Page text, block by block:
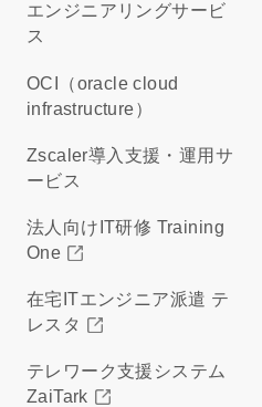
エンジニアリングサービ
ス
OCI（oracle cloud
infrastructure）
Zscaler導入支援・運用サ
ービス
法人向けIT研修 Training
One
在宅ITエンジニア派遣 テ
レスタ
テレワーク支援システム
ZaiTark